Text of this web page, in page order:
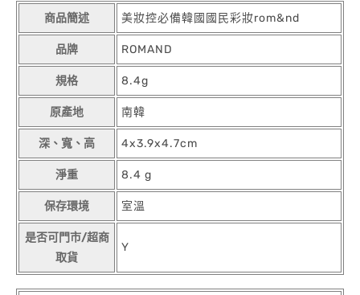
商品簡述 美妝控必備韓國國民彩妝rom&nd
品牌 ROMAND
規格 8.4g
原產地 南韓
深、寬、高 4x3.9x4.7cm
淨重 8.4 g
保存環境 室溫
是否可門市/超商
取貨
Y